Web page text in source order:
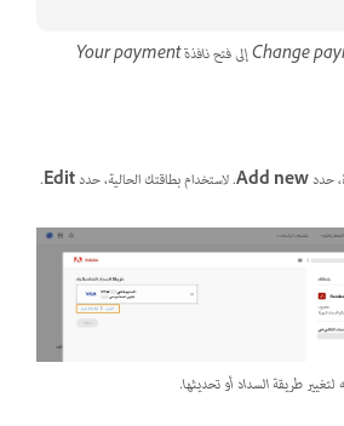
سيؤدي تحديد Change payment إلى فتح نافذة Your payment
حددAdd new. لاستخدام بطاقتك الحالية، حددEdit
.
طريقة السداد أو تحديثها.